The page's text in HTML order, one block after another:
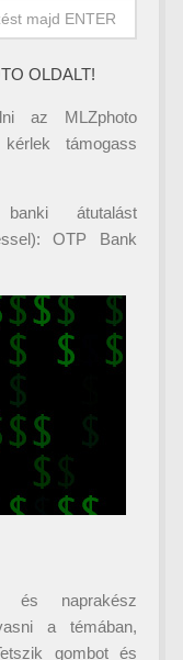
OLDALT!
az MLZphoto
támogass
átutalást
OTP Bank
naprakész
a témában,
gombot és